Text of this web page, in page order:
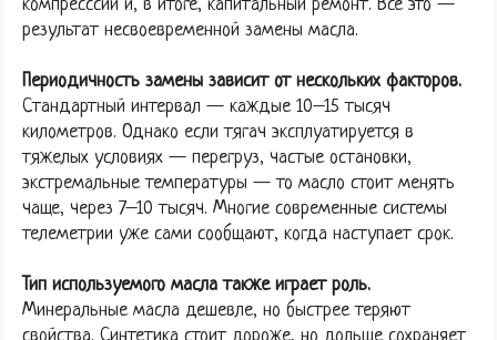
компресссии и, в итоге, капитальный ремонт. Все это —
результат несвоевременной замены масла.
Периодичность замены зависит от нескольких факторов.
Стандартный интервал — каждые 10–15 тысяч
километров. Однако если тягач эксплуатируется в
тяжелых условиях — перегруз, частые остановки,
экстремальные температуры — то масло стоит менять
чаще, через 7–10 тысяч. Многие современные системы
телеметрии уже сами сообщают, когда наступает срок.
Тип используемого масла также играет роль.
Минеральные масла дешевле, но быстрее теряют